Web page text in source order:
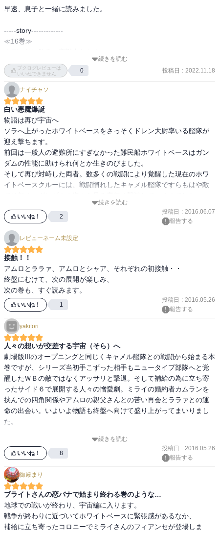
早速、息子と一緒に読みました。
-----story-------------
≪16巻≫
連邦軍は、ジオン軍地球侵攻軍の本拠地オデッサを攻略すべく進軍
を開始した。
ホワイトベースは新型ＭＳの襲撃にあい、足止めをくらう。
その情報を嗅ぎつけた「ガイア」率いるドム中隊がホワイトベース
に迫る！
≪17巻≫
運命の出会い―　「ララァ・スン」！
ホワイトベースは、補給のため中立都市サイド６へと寄港した。
そこで「ミライ」はかつての婚約者「カムラン」と、「アムロ」は
生き別れた父とそれぞれ再会する。
さらに「アムロ」は運命の少女、「ララァ・スン」と出会うのであ
≪18巻≫
新たに芽生える「シャア」の野望とは!?
サイド６で運命的な邂逅をはたした「ララァ」、「シャア」と「ア
ムロ」は再びテキサスコロニーで再会することになる。
そして「シャア」と「セイラ」の出会い。
「シャア」は新たなる野望を「セイラ」に伝えるのだった・・・
-----------------------
いやぁ…　本当に面白い。
一気に読み進んでしまいますね。
このあたりは、テレビ版とは微妙に（結構！？）違っていて、それ
はそれで面白いし、愉しめますね。
特に「シャア」と「セイラ」の思い出の場所…　テキサスコロニー
の闘いは、とてもエキサイティングな展開で、早く次のページが捲
りたくなる衝動を抑えながら読みました。
マンガの方が「シャア」と「セイラ」が出会うシーンが詳しいのも
またまた、次が読みたくなりました。
続きを読む
ブクログレビューは
いいねできません
0 投稿日 : 2022.11.18
ナイチャソ
白い悪魔爆誕
物語は再び宇宙へ
ソラへ上がったホワイトベースをさっそくドレン大尉率いる艦隊が
迎え撃ちます。
前回は一般人の避難所にすぎなかった難民船ホワイトベースはガン
ダムの性能に助けられ何とか生きのびました。
そして再び対峙した両者。数多くの戦闘により覚醒した現在のホワ
イトベースクルーには、戦闘慣れしたキャメル艦隊ですらもはや敵
サイド６でのコンスコン戦では１２機のリックドムと二機のムサイ
を相手に格上の戦いを見せます。
これが連邦の白い悪魔か...
運命の出会い、アムロ、シャア、ララァが顔を合わせ、話も佳境に
入ります。
それにしてもララァ可愛い
続きを読む
いいね！ 2
投稿日 : 2016.06.07
報告する
レビューネーム未設定
接触！！
アムロとララァ、アムロとシャア、それぞれの初接触・・
終盤にむけて、次の展開が楽しみ、
いいね！ 1
投稿日 : 2016.05.26
報告する
yakitori
人々の想いが交差する宇宙（そら）へ
劇場版IIIのオープニングと同じくキャメル艦隊との戦闘から始まる本
巻ですが、シリーズ当初手こずった相手もニュータイプ部隊へと覚
醒したＷＢの敵ではなくアッサリと撃退。そして補給の為に立ち寄
ったサイド６で展開する人々の憎愛劇。ミライの婚約者カムランを
挟んでの四角関係やアムロの親父さんとの苦い再会とララァとの運
命の出会い。いよいよ物語も終盤へ向けて盛り上がってまいりまし
た。
圧巻なのは宇宙（そら）へと戻って来たアムロがニュータイプとし
て開花する戦闘シーンで特に最後に描かれる墜した敵の数を数えな
ら戦う「伝説のコンスコン隊リックドム１２機撃墜」にはシビれま
続きを読む
いいね！ 8
投稿日 : 2016.05.26
報告する
御殿まり
ブライトさんの恋バナで始まり終わる巻のような…
地球での戦いが終わり、宇宙編に入ります。
戦争が終わりに近づいてホワイトベースに緊張感があるなか、
補給に立ち寄ったコロニーでミライさんのフィアンセが登場しま